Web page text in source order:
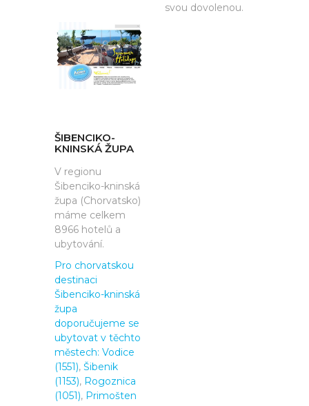
svou dovolenou.
ŠIBENCIKO-
KNINSKÁ ŽUPA
V regionu
Šibenciko-kninská
župa (Chorvatsko)
máme celkem
8966 hotelů a
ubytování.
Pro chorvatskou
destinaci
Šibenciko-kninská
župa
doporučujeme se
ubytovat v těchto
městech: Vodice
(1551), Šibenik
(1153), Rogoznica
(1051), Primošten